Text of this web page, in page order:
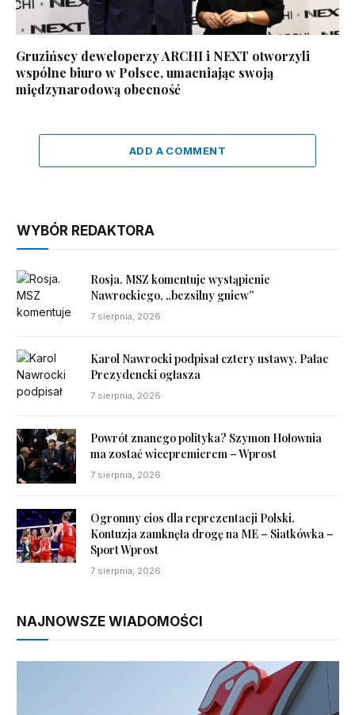
Gruzińscy deweloperzy ARCHI i NEXT otworzyli
wspólne biuro w Polsce, umacniając swoją
międzynarodową obecność
ADD A COMMENT
WYBÓR REDAKTORA
Rosja. MSZ komentuje wystąpienie
Nawrockiego, „bezsilny gniew”
7 sierpnia, 2026
Karol Nawrocki podpisał cztery ustawy. Pałac
Prezydencki ogłasza
7 sierpnia, 2026
Powrót znanego polityka? Szymon Hołownia
ma zostać wicepremierem – Wprost
7 sierpnia, 2026
Ogromny cios dla reprezentacji Polski.
Kontuzja zamknęła drogę na ME – Siatkówka –
Sport Wprost
7 sierpnia, 2026
NAJNOWSZE WIADOMOŚCI